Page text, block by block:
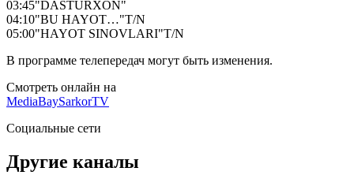
03:45"DASTURXON"
04:10"BU HAYOT…"T/N
05:00"HAYOT SINOVLARI"T/N
В программе телепередач могут быть изменения.
Смотреть онлайн на
MediaBaySarkorTV
Социальные сети
Другие каналы